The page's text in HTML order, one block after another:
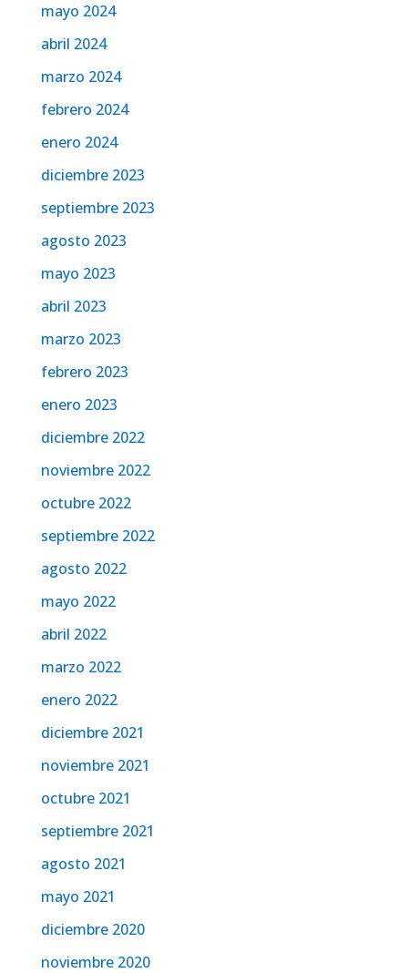
mayo 2024
abril 2024
marzo 2024
febrero 2024
enero 2024
diciembre 2023
septiembre 2023
agosto 2023
mayo 2023
abril 2023
marzo 2023
febrero 2023
enero 2023
diciembre 2022
noviembre 2022
octubre 2022
septiembre 2022
agosto 2022
mayo 2022
abril 2022
marzo 2022
enero 2022
diciembre 2021
noviembre 2021
octubre 2021
septiembre 2021
agosto 2021
mayo 2021
diciembre 2020
noviembre 2020